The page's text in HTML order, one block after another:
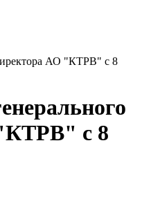
с 8